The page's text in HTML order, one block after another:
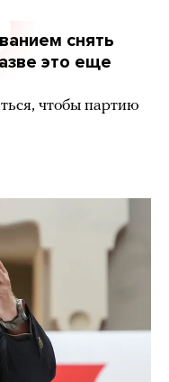
снять
это еще
чтобы партию